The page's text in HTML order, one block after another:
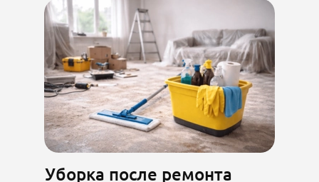
Уборка после ремонта